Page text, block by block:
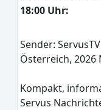
18:00 Uhr:
Sender: ServusTV
Österreich,
Kompakt,
Servus